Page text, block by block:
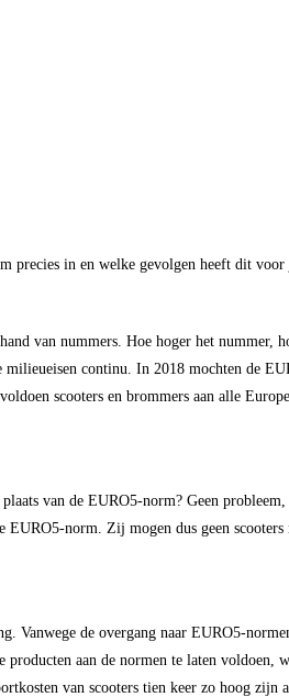
precies in en welke gevolgen heeft dit
van nummers. Hoe hoger het nummer,
continu. In 2018 mochten de
scooters en brommers aan alle
van de EURO5-norm? Geen
norm. Zij mogen dus geen scooters
Vanwege de overgang naar EURO5-
aan de normen te laten voldoen,
van scooters tien keer zo hoog